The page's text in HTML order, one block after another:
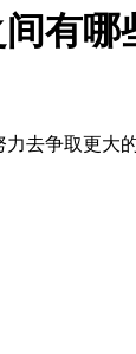
有哪
去争取更